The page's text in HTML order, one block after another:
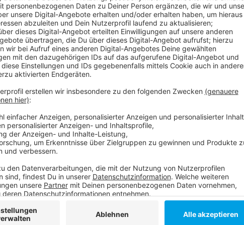
Der Handelsverband sagt, damit habe der Bund ein
Auch wenn man den Effekt nicht überschätzen sollte, sei
Steuersatz im neuen Jahr erstmal zu behalten. Allerdings
verringerten Mehrwertsteuer nicht genau bilanzierbar,
weiter. Denn im Handel würden mehrere Faktoren zählen,
Mehrwertsteuersenkung auf den Einzelhandelsumsatz
Deutschland (HDE) auf rund 0,5% des Jahresumsatzes.
Weitere Infos und Links zum Thema:
Die Infos zur Senkung der Mehrwertsteuer Anfang
Kunden haben nur etwas von der Senkung, wenn der
Die genauer Forderung des Handelsverbandes!